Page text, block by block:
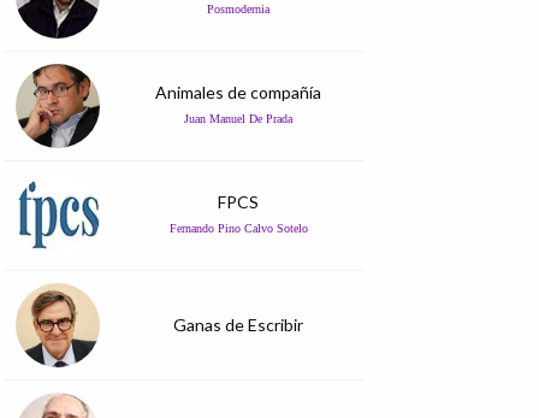
Posmodernia
Animales de compañía
Juan Manuel De Prada
FPCS
Fernando Pino Calvo Sotelo
Ganas de Escribir